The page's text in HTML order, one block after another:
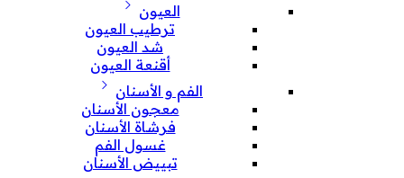
العيون
ترطيب العيون
شد العيون
أقنعة العيون
الفم و الأسنان
معجون الأسنان
فرشاة الأسنان
غسول الفم
تبييض الأسنان